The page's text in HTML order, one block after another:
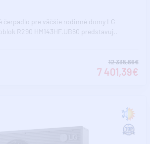
čerpadlo pre väčšie rodinné domy LG
R290 HM143HF.UB60 predstavuj..
12 335,66€
7 401,39€